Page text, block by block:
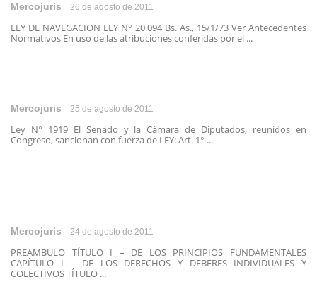
Mercojuris 26 de agosto de 2011
LEY DE NAVEGACION LEY N° 20.094 Bs. As., 15/1/73 Ver Antecedentes
Normativos En uso de las atribuciones conferidas por el ...
Mercojuris 25 de agosto de 2011
Ley N° 1919 El Senado y la Cámara de Diputados, reunidos en
Congreso, sancionan con fuerza de LEY: Art. 1° ...
Mercojuris 24 de agosto de 2011
PREAMBULO TÍTULO I – DE LOS PRINCIPIOS FUNDAMENTALES
CAPÍTULO I – DE LOS DERECHOS Y DEBERES INDIVIDUALES Y
COLECTIVOS TÍTULO ...